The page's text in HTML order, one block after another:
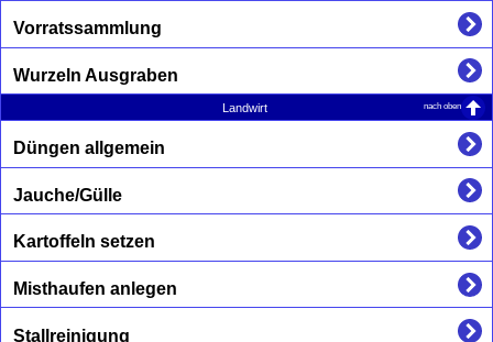
Vorratssammlung
Wurzeln Ausgraben
Landwirt nach oben
Düngen allgemein
Jauche/Gülle
Kartoffeln setzen
Misthaufen anlegen
Stallreinigung